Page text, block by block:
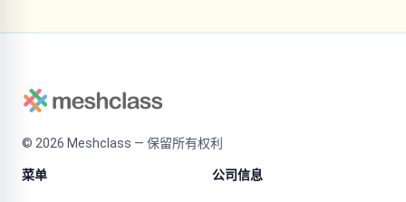
© 2026 Meshclass — 保留所有权利
菜单 公司信息